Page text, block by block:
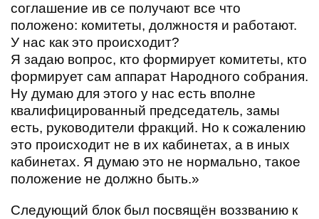
соглашение ив се получают все что
положено: комитеты, должностя и работают.
У нас как это происходит?
Я задаю вопрос, кто формирует комитеты, кто
формирует сам аппарат Народного собрания.
Ну думаю для этого у нас есть вполне
квалифицированный председатель, замы
есть, руководители фракций. Но к сожалению
это происходит не в их кабинетах, а в иных
кабинетах. Я думаю это не нормально, такое
положение не должно быть.»
Следующий блок был посвящён воззванию к